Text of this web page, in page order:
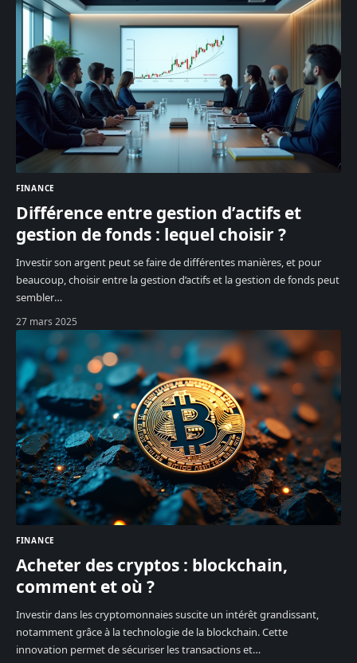
FINANCE
Différence entre gestion d’actifs et
gestion de fonds : lequel choisir ?
Investir son argent peut se faire de différentes manières, et pour
beaucoup, choisir entre la gestion d’actifs et la gestion de fonds peut
sembler…
27 mars 2025
FINANCE
Acheter des cryptos : blockchain,
comment et où ?
Investir dans les cryptomonnaies suscite un intérêt grandissant,
notamment grâce à la technologie de la blockchain. Cette
innovation permet de sécuriser les transactions et…